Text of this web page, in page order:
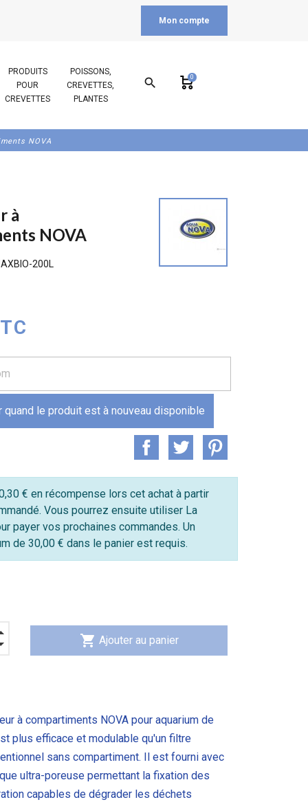
Mon compte
PRODUITS
POUR
CREVETTES
POISSONS,
CREVETTES,
PLANTES
search 0
NOVA
à
NOVA
200L
quand le produit est à nouveau disponible
€ en récompense lors cet achat à partir
Vous pourrez ensuite utiliser La
payer vos prochaines commandes. Un
de 30,00 € dans le panier est requis.
shopping_cart Ajouter au panier
à compartiments NOVA pour aquarium de
plus efficace et modulable qu'un filtre
sans compartiment. Il est fourni avec
ultra-poreuse permettant la fixation des
capables de dégrader les déchets